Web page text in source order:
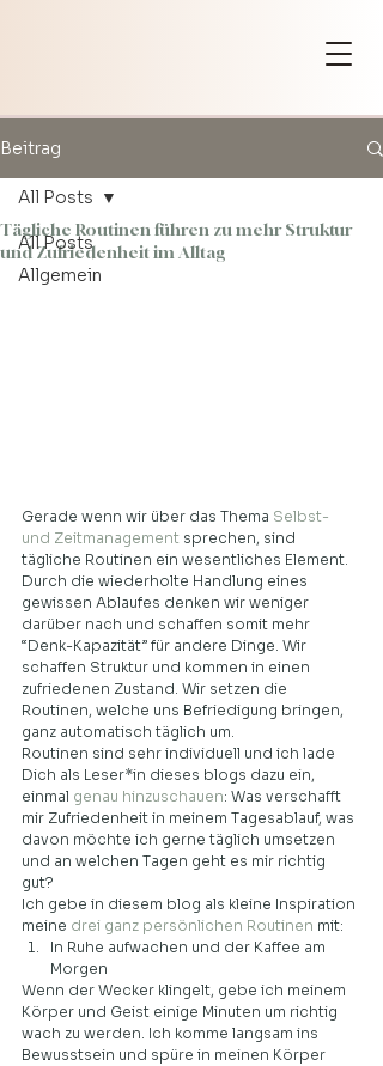
Beitrag
All Posts
Allgemein
All Posts
Tägliche Routinen führen zu mehr Struktur
und Zufriedenheit im Alltag
Gerade wenn wir über das Thema Selbst-
und Zeitmanagement sprechen, sind
tägliche Routinen ein wesentliches Element.
Durch die wiederholte Handlung eines
gewissen Ablaufes denken wir weniger
darüber nach und schaffen somit mehr
“Denk-Kapazität” für andere Dinge. Wir
schaffen Struktur und kommen in einen
zufriedenen Zustand. Wir setzen die
Routinen, welche uns Befriedigung bringen,
ganz automatisch täglich um.
Routinen sind sehr individuell und ich lade
Dich als Leser*in dieses blogs dazu ein,
einmal genau hinzuschauen: Was verschafft
mir Zufriedenheit in meinem Tagesablauf, was
davon möchte ich gerne täglich umsetzen
und an welchen Tagen geht es mir richtig
gut?
Ich gebe in diesem blog als kleine Inspiration
meine drei ganz persönlichen Routinen mit:
In Ruhe aufwachen und der Kaffee am
Morgen
Wenn der Wecker klingelt, gebe ich meinem
Körper und Geist einige Minuten um richtig
wach zu werden. Ich komme langsam ins
Bewusstsein und spüre in meinen Körper